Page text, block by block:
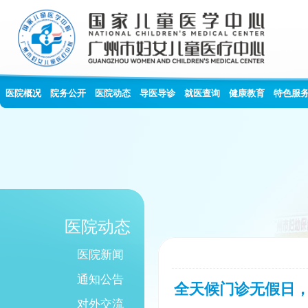
医院概况 院务公开 医院动态 导医导诊 就医查询 健康教育 特色服
医院动态
医院新闻
通知公告
对外交流
全天候门诊无假日